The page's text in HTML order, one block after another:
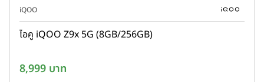
iQOO
ไอคู iQOO Z9x 5G (8GB/256GB)
8,999 บาท